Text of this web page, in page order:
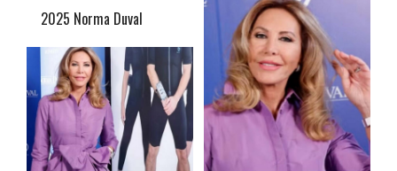
2025 Norma Duval